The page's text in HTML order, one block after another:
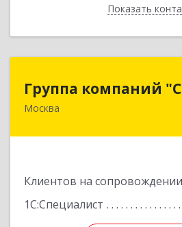
ПоказатьНазад
Группа компаний
Москва
Клиентов на сопровождении
1С:Специалист
Группа компаний
119334, Москва г,